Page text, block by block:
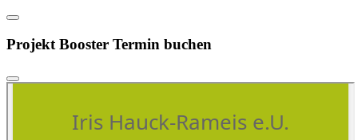
Projekt Booster Termin buchen